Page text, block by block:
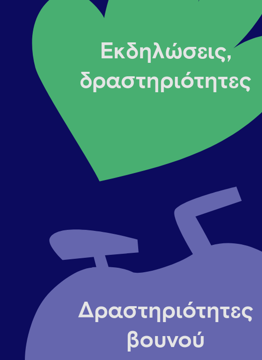
Εκδηλώσεις,
δραστηριότητες
Δραστηριότητες
βουνού